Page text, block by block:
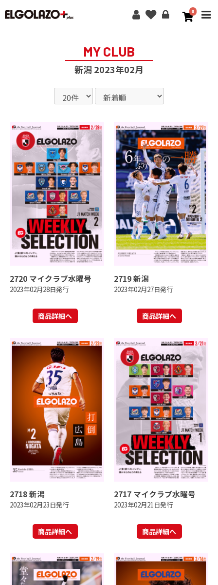
0
MY CLUB
新潟 2023年02月
2720 マイクラブ水曜号
2023年02月28日発行
商品詳細へ
2719 新潟
2023年02月27日発行
商品詳細へ
2718 新潟
2023年02月23日発行
商品詳細へ
2717 マイクラブ水曜号
2023年02月21日発行
商品詳細へ